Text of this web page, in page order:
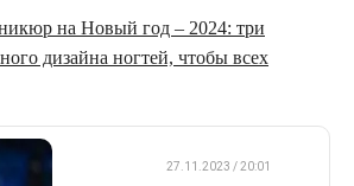
на Новый год – 2024: три
дизайна ногтей, чтобы всех
27.11.2023 / 20:01